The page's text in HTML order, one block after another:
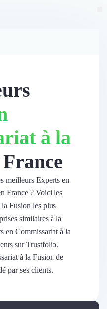
à la
France
meilleurs Experts en
France ? Voici les
Fusion les plus
similaires à la
en Commissariat à la
sur Trustfolio.
à la Fusion de
par ses clients.